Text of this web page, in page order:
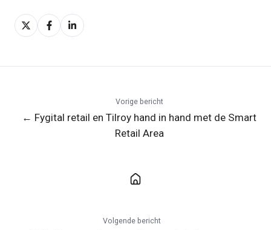
Deel
op
Deel
op
Deel
op
Vorige bericht
← Fygital retail en Tilroy hand in hand met de Smart
Retail Area
Volgende bericht